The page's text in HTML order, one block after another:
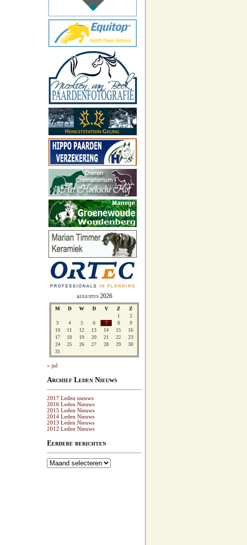
augustus 2026
M D W D V Z
Z
1
2
3
4 5 6 7 8
9
10
11 12 13 14 15
16
17
18 19 20 21 22
23
24
25 26 27 28 29
30
31
« jul
Archief Leden Nieuws
2017 Leden nieuws
2016 Leden Nieuws
2015 Leden Nieuws
2014 Leden Nieuws
2013 Leden Nieuws
2012 Leden Nieuws
Eerdere berichten
Eerdere
berichten